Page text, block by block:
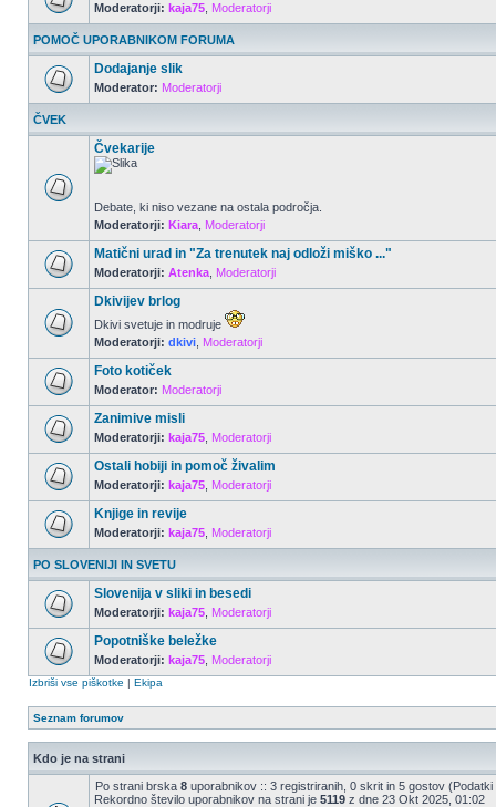
Moderatorji: kaja75 Moderatorji
POMOČ UPORABNIKOM FORUMA
Dodajanje slik
Moderator: Moderatorji
ČVEK
Čvekarije
Debate, ki niso vezane na ostala področja.
Moderatorji: Kiara Moderatorji
Matični urad in "Za trenutek naj odloži miško ..."
Moderatorji: Atenka Moderatorji
Dkivijev brlog
Dkivi svetuje in modruje
Moderatorji: dkivi Moderatorji
Foto kotiček
Moderator: Moderatorji
Zanimive misli
Moderatorji: kaja75 Moderatorji
Ostali hobiji in pomoč živalim
Moderatorji: kaja75 Moderatorji
Knjige in revije
Moderatorji: kaja75 Moderatorji
PO SLOVENIJI IN SVETU
Slovenija v sliki in besedi
Moderatorji: kaja75 Moderatorji
Popotniške beležke
Moderatorji: kaja75 Moderatorji
Izbriši vse piškotke | Ekipa
Seznam forumov
Kdo je na strani
Po strani brska 8 uporabnikov :: 3 registriranih, 0 skrit in 5 gostov
Rekordno število uporabnikov na strani je 5119 z dne 23 Okt 2025, 01:02